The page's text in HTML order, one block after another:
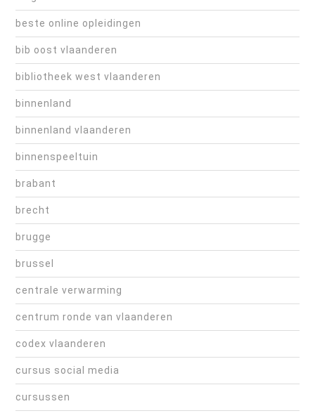
beste online opleidingen
bib oost vlaanderen
bibliotheek west vlaanderen
binnenland
binnenland vlaanderen
binnenspeeltuin
brabant
brecht
brugge
brussel
centrale verwarming
centrum ronde van vlaanderen
codex vlaanderen
cursus social media
cursussen